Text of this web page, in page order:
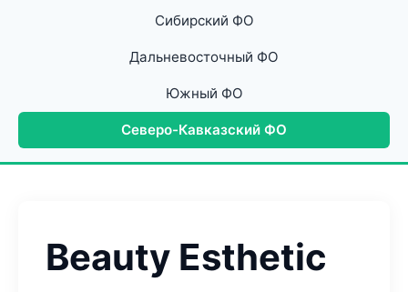
Сибирский ФО
Дальневосточный ФО
Южный ФО
Северо-Кавказский ФО
Beauty Esthetic